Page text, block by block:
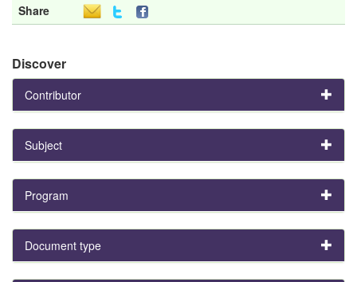
Share
Discover
Contributor
Subject
Program
Document type